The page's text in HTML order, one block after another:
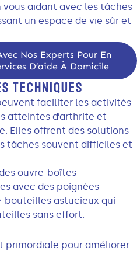
aidant avec les tâches
un espace de vie sûr et
Nos Experts Pour En
D’aide À Domicile
TECHNIQUES
faciliter les activités
atteintes d’arthrite et
Elles offrent des solutions
tâches souvent difficiles et
ouvre-boîtes
avec des poignées
bouteilles astucieux qui
sans effort.
primordiale pour améliorer